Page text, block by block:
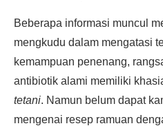
Beberapa informasi muncul
mengkudu dalam mengatasi
kemampuan penenang,
antibiotik alami memiliki
tetani. Namun belum dapat
mengenai resep ramuan